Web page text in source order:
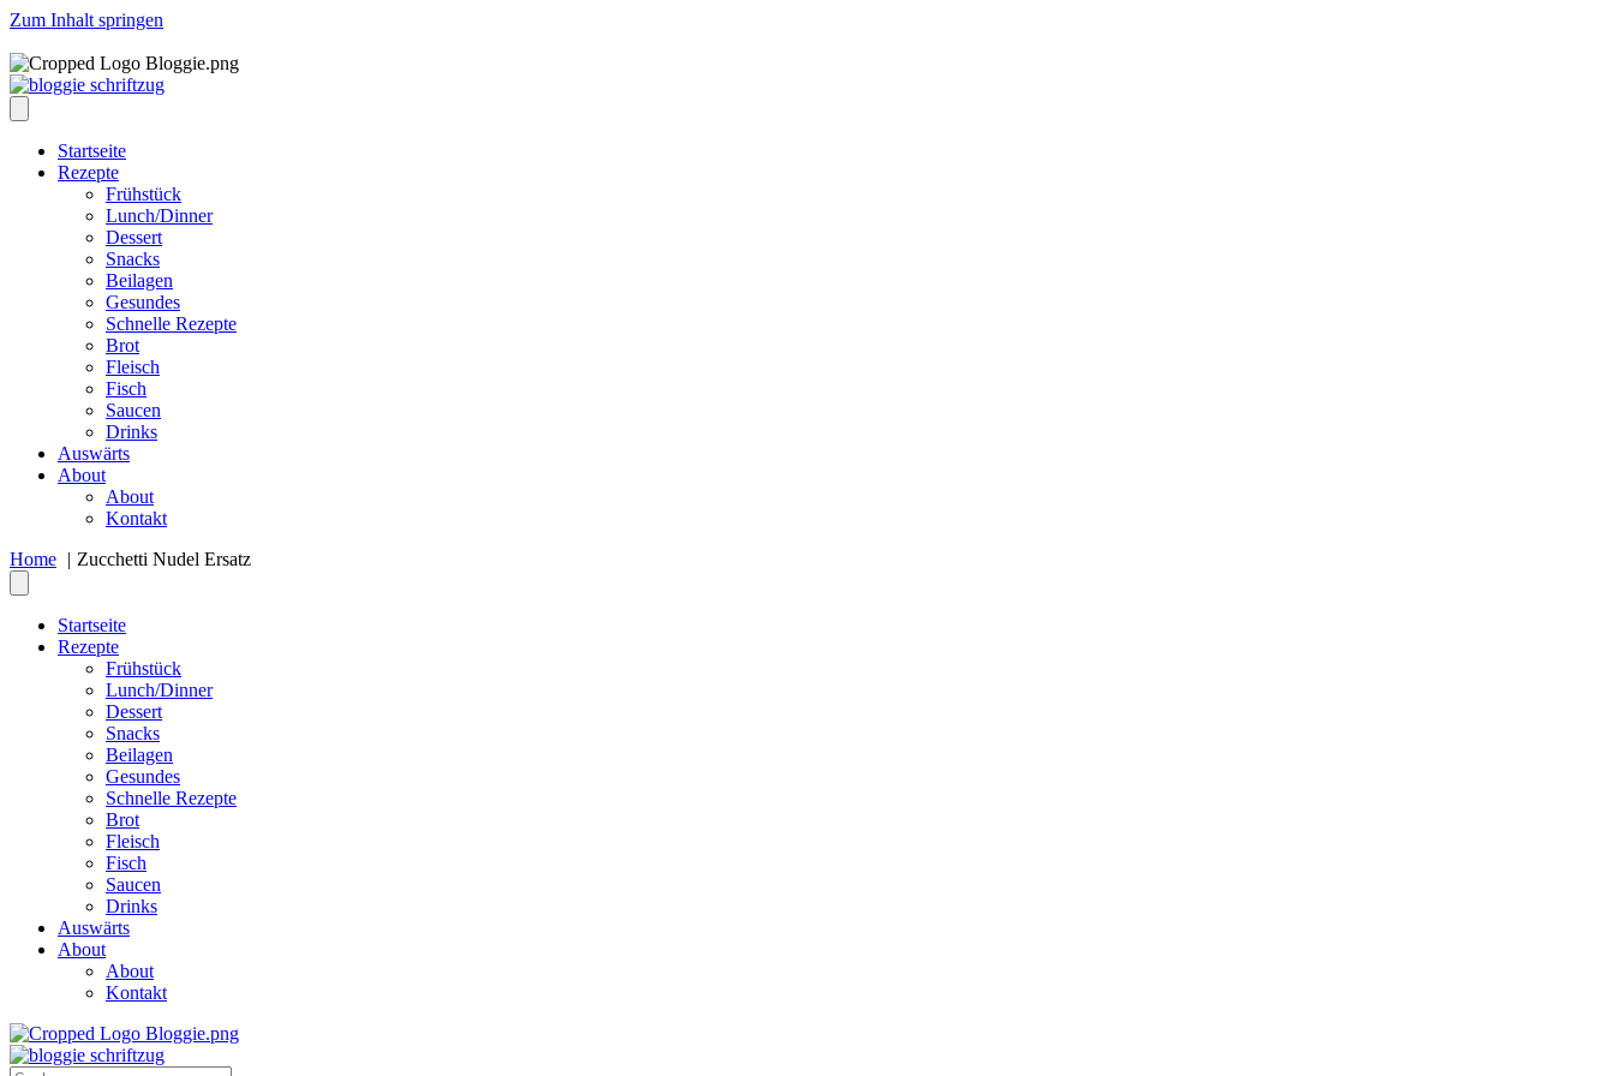
Zum Inhalt springen
Startseite
Rezepte
Frühstück
Lunch/Dinner
Dessert
Snacks
Beilagen
Gesundes
Schnelle Rezepte
Brot
Fleisch
Fisch
Saucen
Drinks
Auswärts
About
About
Kontakt
Home
Zucchetti Nudel Ersatz
Startseite
Rezepte
Frühstück
Lunch/Dinner
Dessert
Snacks
Beilagen
Gesundes
Schnelle Rezepte
Brot
Fleisch
Fisch
Saucen
Drinks
Auswärts
About
About
Kontakt